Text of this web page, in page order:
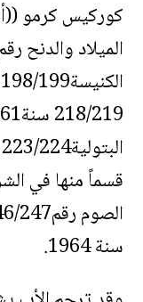
سنة 1964.